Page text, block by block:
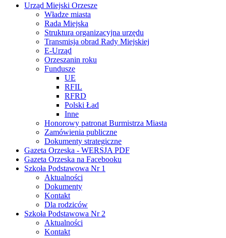
Urząd Miejski Orzesze
Władze miasta
Rada Miejska
Struktura organizacyjna urzędu
Transmisja obrad Rady Miejskiej
E-Urząd
Orzeszanin roku
Fundusze
UE
RFIL
RFRD
Polski Ład
Inne
Honorowy patronat Burmistrza Miasta
Zamówienia publiczne
Dokumenty strategiczne
Gazeta Orzeska - WERSJA PDF
Gazeta Orzeska na Facebooku
Szkoła Podstawowa Nr 1
Aktualności
Dokumenty
Kontakt
Dla rodziców
Szkoła Podstawowa Nr 2
Aktualności
Kontakt